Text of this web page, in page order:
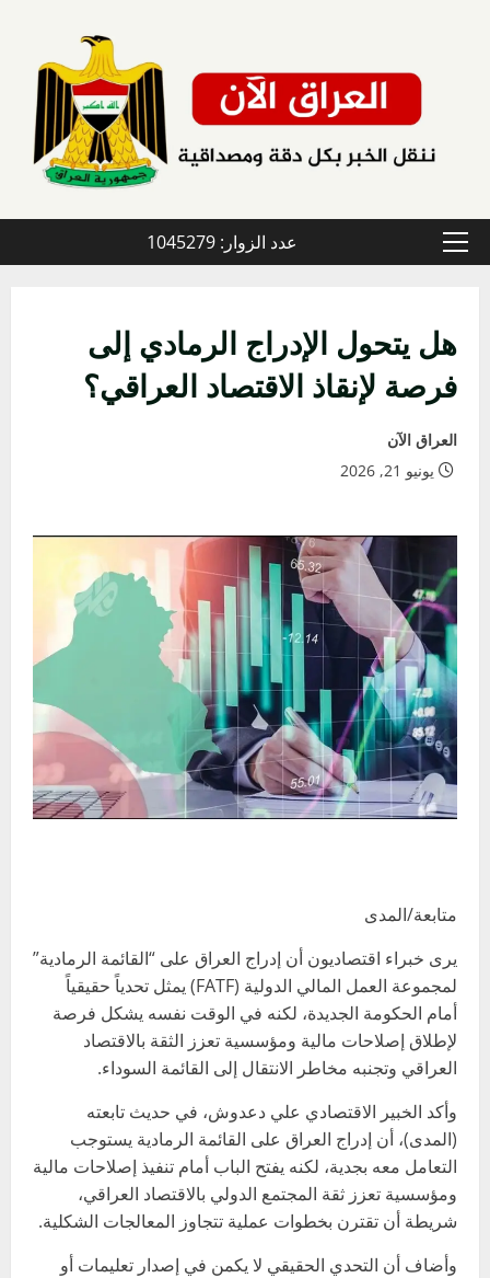
القائمة
عدد الزوار: 1045279
هل يتحول الإدراج الرمادي إلى
فرصة لإنقاذ الاقتصاد العراقي؟
العراق الآن
يونيو 21, 2026
متابعة/المدى
يرى خبراء اقتصاديون أن إدراج العراق على “القائمة الرمادية”
لمجموعة العمل المالي الدولية (FATF) يمثل تحدياً حقيقياً
أمام الحكومة الجديدة، لكنه في الوقت نفسه يشكل فرصة
لإطلاق إصلاحات مالية ومؤسسية تعزز الثقة بالاقتصاد
العراقي وتجنبه مخاطر الانتقال إلى القائمة السوداء.
وأكد الخبير الاقتصادي علي دعدوش، في حديث تابعته
(المدى)، أن إدراج العراق على القائمة الرمادية يستوجب
التعامل معه بجدية، لكنه يفتح الباب أمام تنفيذ إصلاحات مالية
ومؤسسية تعزز ثقة المجتمع الدولي بالاقتصاد العراقي،
شريطة أن تقترن بخطوات عملية تتجاوز المعالجات الشكلية.
وأضاف أن التحدي الحقيقي لا يكمن في إصدار تعليمات أو